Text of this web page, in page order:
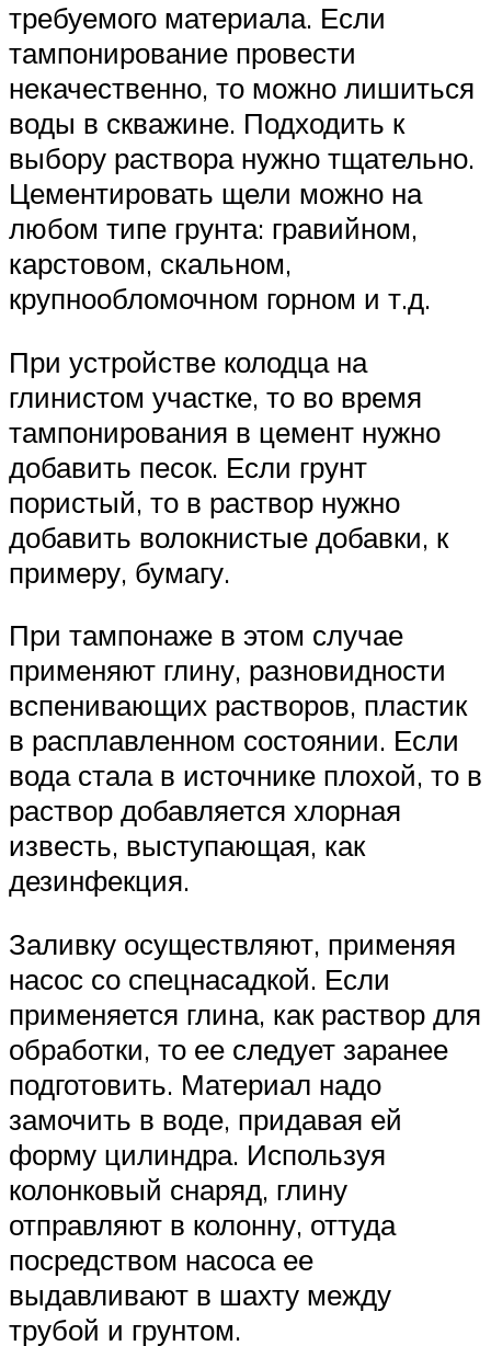
требуемого материала. Если
тампонирование провести
некачественно, то можно лишиться
воды в скважине. Подходить к
выбору раствора нужно тщательно.
Цементировать щели можно на
любом типе грунта: гравийном,
карстовом, скальном,
крупнообломочном горном и т.д.
При устройстве колодца на
глинистом участке, то во время
тампонирования в цемент нужно
добавить песок. Если грунт
пористый, то в раствор нужно
добавить волокнистые добавки, к
примеру, бумагу.
При тампонаже в этом случае
применяют глину, разновидности
вспенивающих растворов, пластик
в расплавленном состоянии. Если
вода стала в источнике плохой, то в
раствор добавляется хлорная
известь, выступающая, как
дезинфекция.
Заливку осуществляют, применяя
насос со спецнасадкой. Если
применяется глина, как раствор для
обработки, то ее следует заранее
подготовить. Материал надо
замочить в воде, придавая ей
форму цилиндра. Используя
колонковый снаряд, глину
отправляют в колонну, оттуда
посредством насоса ее
выдавливают в шахту между
трубой и грунтом.